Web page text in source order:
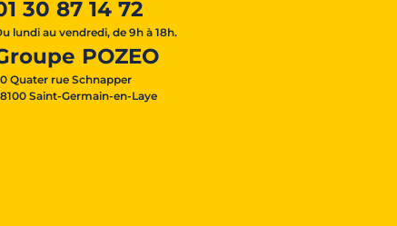
30 87 14 72
lundi au vendredi, de 9h à 18h.
POZEO
Quater rue Schnapper
Saint-Germain-en-Laye